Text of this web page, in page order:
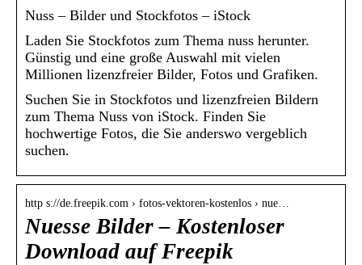
Nuss – Bilder und Stockfotos – iStock
Laden Sie Stockfotos zum Thema nuss herunter.
Günstig und eine große Auswahl mit vielen
Millionen lizenzfreier Bilder, Fotos und Grafiken.
Suchen Sie in Stockfotos und lizenzfreien Bildern
zum Thema Nuss von iStock. Finden Sie
hochwertige Fotos, die Sie anderswo vergeblich
suchen.
http s://de.freepik.com › fotos-vektoren-kostenlos › nue…
Nuesse Bilder – Kostenloser
Download auf Freepik